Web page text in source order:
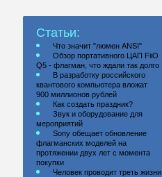
Статьи:
Что значит "люмен ANSI"
Обзор портативного ЦАП FiiO
Q5 - флагман, что ждали так долго
В разработку российского
квантового компьютера вложат
900 миллионов рублей
Как создать праздник?
Звук и оборудование для
мероприятий
Sony обещает обновление
флагманских моделей на
протяжении двух лет с момента
покупки
Человек проводит треть жизни